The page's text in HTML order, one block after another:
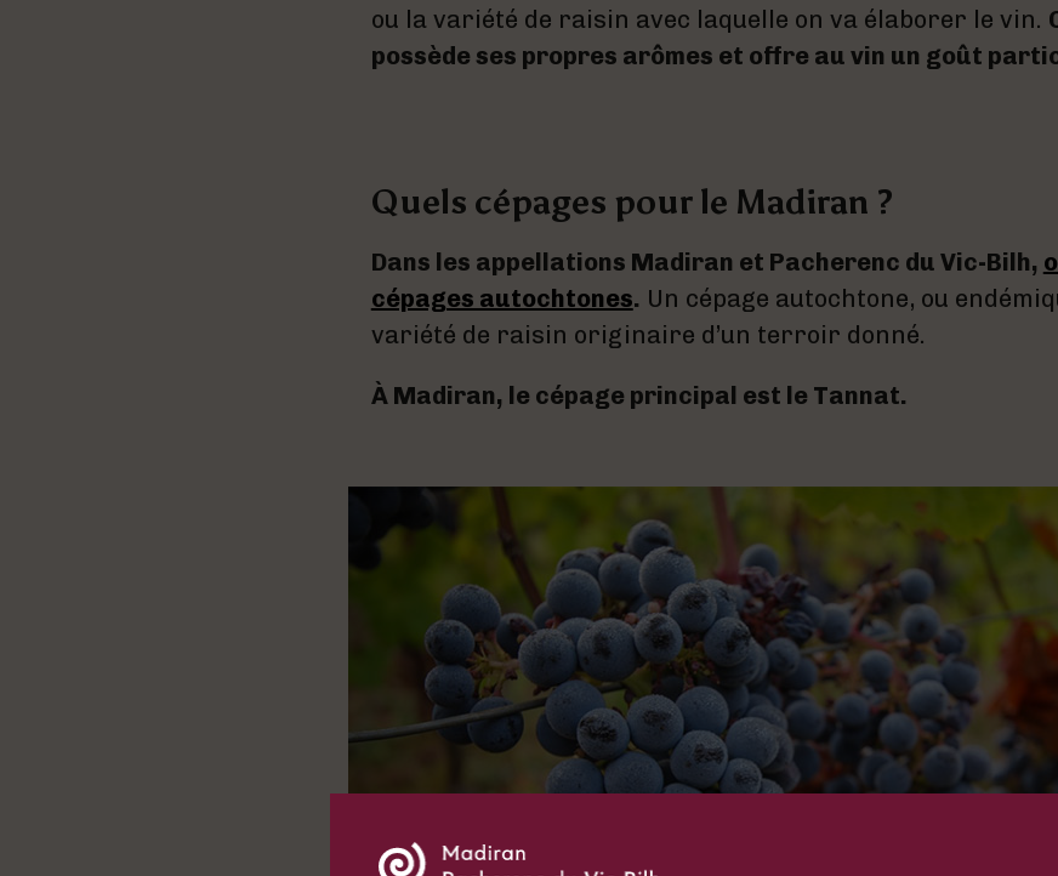
ou la variété de raisin avec laquelle on va élaborer le vin.
possède ses propres arômes et offre au vin un goût
Quels cépages pour le Madiran ?
Dans les appellations Madiran et Pacherenc du Vic-Bilh,
cépages autochtones. Un cépage autochtone, ou
variété de raisin originaire d’un terroir donné.
À Madiran, le cépage principal est le Tannat.